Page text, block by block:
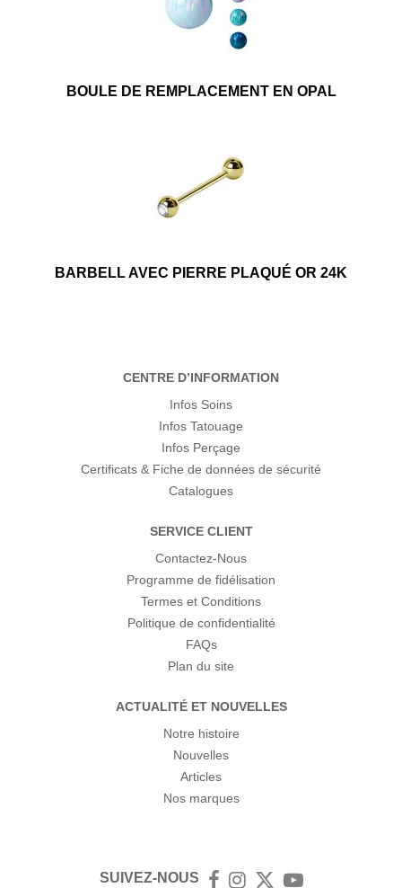
BOULE DE REMPLACEMENT EN OPAL
BARBELL AVEC PIERRE PLAQUÉ OR 24K
CENTRE D’INFORMATION
Infos Soins
Infos Tatouage
Infos Perçage
Certificats & Fiche de données de sécurité
Catalogues
SERVICE CLIENT
Contactez-Nous
Programme de fidélisation
Termes et Conditions
Politique de confidentialité
FAQs
Plan du site
ACTUALITÉ ET NOUVELLES
Notre histoire
Nouvelles
Articles
Nos marques
SUIVEZ-NOUS FacebookInstagram
TwitterYouTube